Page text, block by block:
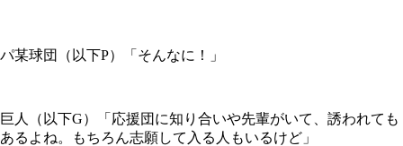
パ某球団（以下P）「そんなに！」
巨人（以下G）「応援団に知り合いや先輩がいて、誘われても
あるよね。もちろん志願して入る人もいるけど」